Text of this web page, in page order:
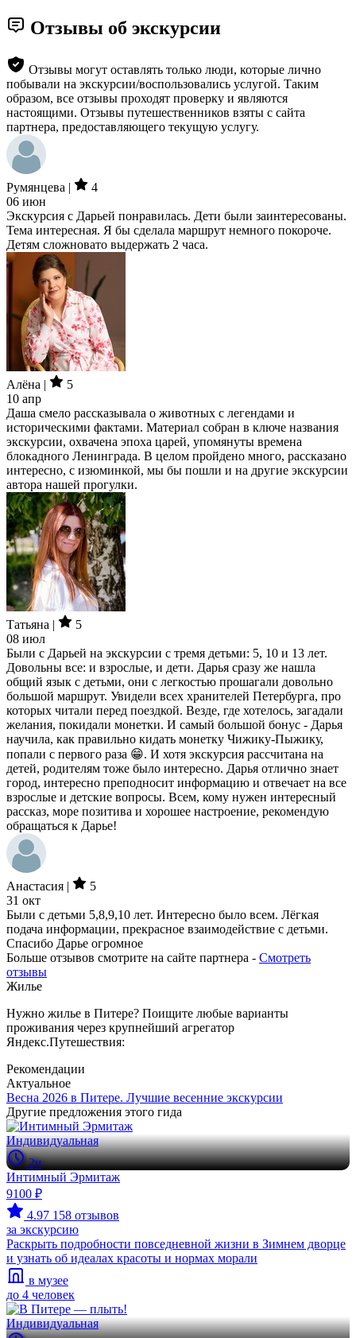
Отзывы об экскурсии
Отзывы могут оставлять только люди, которые лично
побывали на экскурсии/воспользовались услугой. Таким
образом, все отзывы проходят проверку и являются
настоящими. Отзывы путешественников взяты с сайта
партнера, предоставляющего текущую услугу.
Румянцева |
4
06 июн
Экскурсия с Дарьей понравилась. Дети были заинтересованы.
Тема интересная. Я бы сделала маршрут немного покороче.
Детям сложновато выдержать 2 часа.
Алёна |
5
10 апр
Даша смело рассказывала о животных с легендами и
историческими фактами. Материал собран в ключе названия
экскурсии, охвачена эпоха царей, упомянуты времена
блокадного Ленинграда. В целом пройдено много, рассказано
интересно, с изюминкой, мы бы пошли и на другие экскурсии
автора нашей прогулки.
Татьяна |
5
08 июл
Были с Дарьей на экскурсии с тремя детьми: 5, 10 и 13 лет.
Довольны все: и взрослые, и дети. Дарья сразу же нашла
общий язык с детьми, они с легкостью прошагали довольно
большой маршрут. Увидели всех хранителей Петербурга, про
которых читали перед поездкой. Везде, где хотелось, загадали
желания, покидали монетки. И самый большой бонус - Дарья
научила, как правильно кидать монетку Чижику-Пыжику,
попали с первого раза 😁. И хотя экскурсия рассчитана на
детей, родителям тоже было интересно. Дарья отлично знает
город, интересно преподносит информацию и отвечает на все
взрослые и детские вопросы. Всем, кому нужен интересный
рассказ, море позитива и хорошее настроение, рекомендую
обращаться к Дарье!
Анастасия |
5
31 окт
Были с детьми 5,8,9,10 лет. Интересно было всем. Лёгкая
подача информации, прекрасное взаимодействие с детьми.
Спасибо Дарье огромное
Больше отзывов смотрите на сайте партнера - Смотреть
отзывы
Жилье
Нужно жилье в Питере? Поищите любые варианты
проживания через крупнейший агрегатор
Яндекс.Путешествия:
Рекомендации
Актуальное
Весна 2026 в Питере. Лучшие весенние экскурсии
Другие предложения этого гида
Индивидуальная
2ч
Интимный Эрмитаж
9100 ₽
4.97 158 отзывов
за экскурсию
Раскрыть подробности повседневной жизни в Зимнем дворце
и узнать об идеалах красоты и нормах морали
в музее
до 4 человек
Индивидуальная